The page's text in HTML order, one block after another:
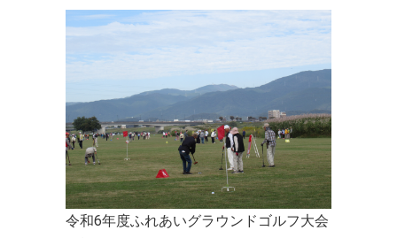
令和6年度ふれあいグラウンドゴルフ大会